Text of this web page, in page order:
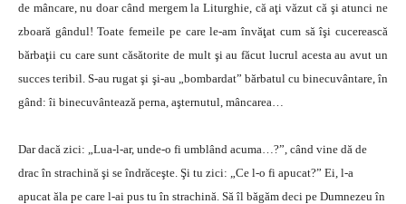
de mâncare, nu doar când mergem la Liturghie, că aţi văzut că şi atunci ne
zboară gândul! Toate femeile pe care le-am învăţat cum să îşi cucerească
bărbaţii cu care sunt căsătorite de mult şi au făcut lucrul acesta au avut un
succes teribil. S-au rugat şi şi-au „bombardat” bărbatul cu binecuvântare, în
gând: îi binecuvântează perna, aşternutul, mâncarea…
Dar dacă zici: „Lua-l-ar, unde-o fi umblând acuma…?”, când vine dă de
drac în strachină şi se îndrăceşte. Şi tu zici: „Ce l-o fi apucat?” Ei, l-a
apucat ăla pe care l-ai pus tu în strachină. Să îl băgăm deci pe Dumnezeu în